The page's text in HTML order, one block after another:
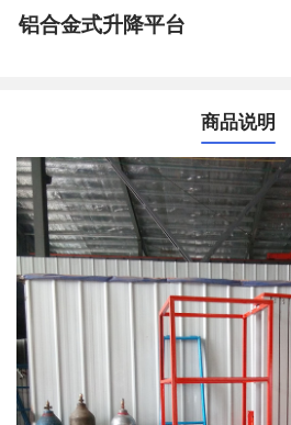
铝合金式升降平台
商品说明